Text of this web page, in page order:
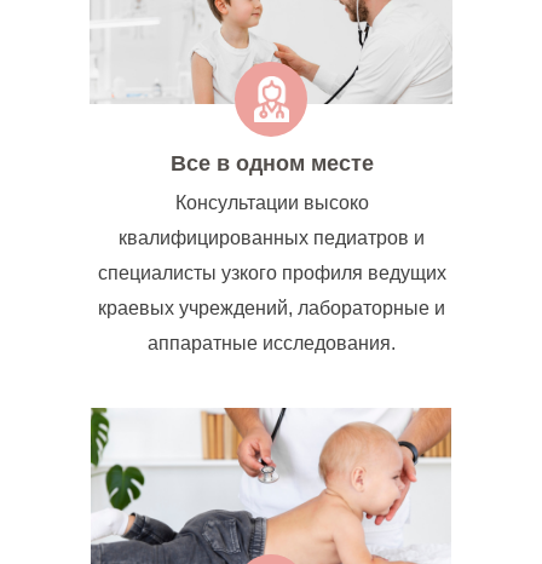
Все в одном месте
Консультации высоко
квалифицированных педиатров и
специалисты узкого профиля ведущих
краевых учреждений, лабораторные и
аппаратные исследования.